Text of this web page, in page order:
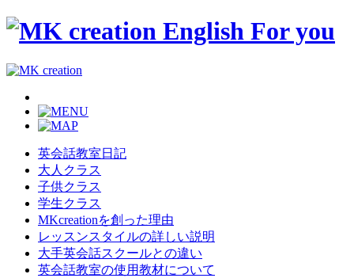
英会話教室日記
大人クラス
子供クラス
学生クラス
MKcreationを創った理由
レッスンスタイルの詳しい説明
大手英会話スクールとの違い
英会話教室の使用教材について